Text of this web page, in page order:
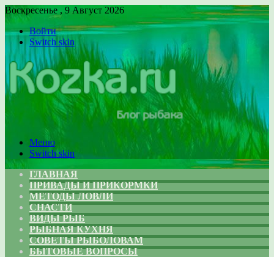
Воскресенье , 9 Август 2026
Войти
Switch skin
Меню
Switch skin
ГЛАВНАЯ
ПРИВАДЫ И ПРИКОРМКИ
МЕТОДЫ ЛОВЛИ
СНАСТИ
ВИДЫ РЫБ
РЫБНАЯ КУХНЯ
СОВЕТЫ РЫБОЛОВАМ
БЫТОВЫЕ ВОПРОСЫ